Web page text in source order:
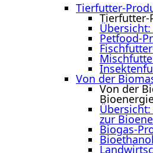
Tierfutter-
Petfood-
Von der
Von der
zur
Biogas-